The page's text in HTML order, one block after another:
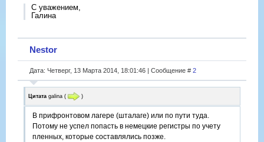
С уважением,
Галина
Nestor
Дата: Четверг, 13 Марта 2014, 18:01:46 | Сообщение # 2
Цитата galina ( )
В прифронтовом лагере (шталаге) или по пути туда.
Потому не успел попасть в немецкие регистры по учету
пленных, которые составлялись позже.